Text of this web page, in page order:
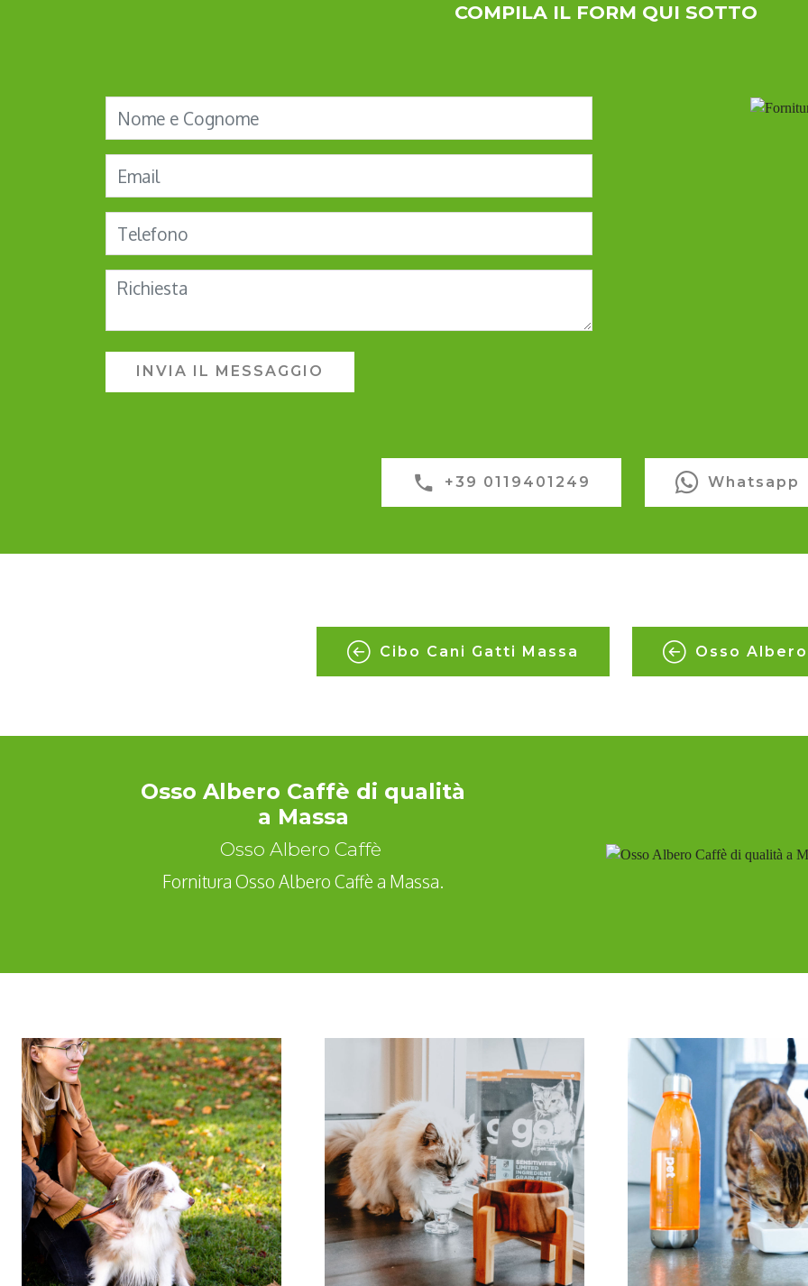
COMPILA IL FORM QUI SOTTO
INVIA IL MESSAGGIO
+39 0119401249 Whatsapp
Cibo Cani Gatti Massa Osso
Osso Albero Caffè di qualità
a Massa
Osso Albero Caffè
Fornitura Osso Albero Caffè a Massa.